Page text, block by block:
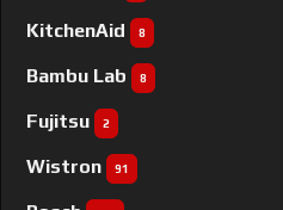
KitchenAid 8
Bambu Lab 8
Fujitsu 2
Wistron 91